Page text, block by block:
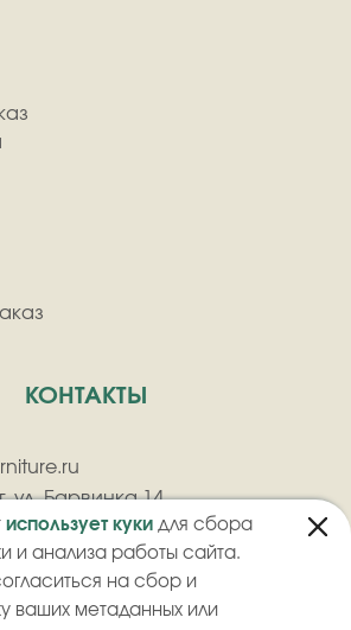
использует куки для сбора
и анализа работы сайта.
на сбор и
ваших метаданных или
КОНТАКТЫ
ул. Барвинка 14